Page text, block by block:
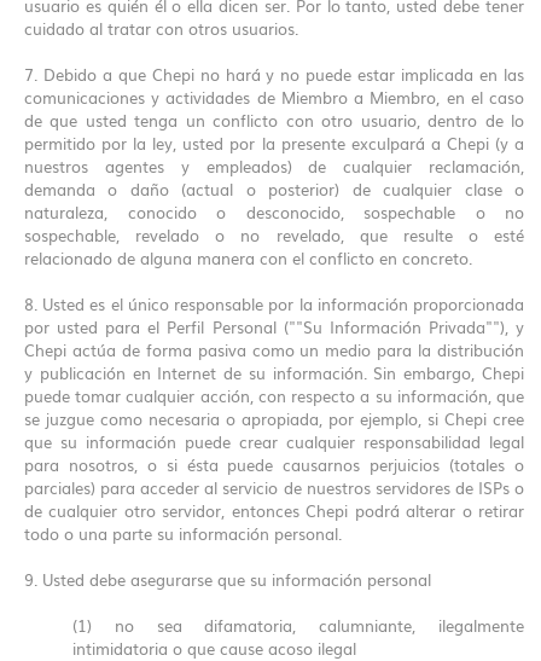
usuario es quién él o ella dicen ser. Por lo tanto, usted debe tener
cuidado al tratar con otros usuarios.
7. Debido a que Chepi no hará y no puede estar implicada en las
comunicaciones y actividades de Miembro a Miembro, en el caso
de que usted tenga un conflicto con otro usuario, dentro de lo
permitido por la ley, usted por la presente exculpará a Chepi (y a
nuestros agentes y empleados) de cualquier reclamación,
demanda o daño (actual o posterior) de cualquier clase o
naturaleza, conocido o desconocido, sospechable o no
sospechable, revelado o no revelado, que resulte o esté
relacionado de alguna manera con el conflicto en concreto.
8. Usted es el único responsable por la información proporcionada
por usted para el Perfil Personal (""Su Información Privada""), y
Chepi actúa de forma pasiva como un medio para la distribución
y publicación en Internet de su información. Sin embargo, Chepi
puede tomar cualquier acción, con respecto a su información, que
se juzgue como necesaria o apropiada, por ejemplo, si Chepi cree
que su información puede crear cualquier responsabilidad legal
para nosotros, o si ésta puede causarnos perjuicios (totales o
parciales) para acceder al servicio de nuestros servidores de ISPs o
de cualquier otro servidor, entonces Chepi podrá alterar o retirar
todo o una parte su información personal.
9. Usted debe asegurarse que su información personal
(1) no sea difamatoria, calumniante, ilegalmente
intimidatoria o que cause acoso ilegal